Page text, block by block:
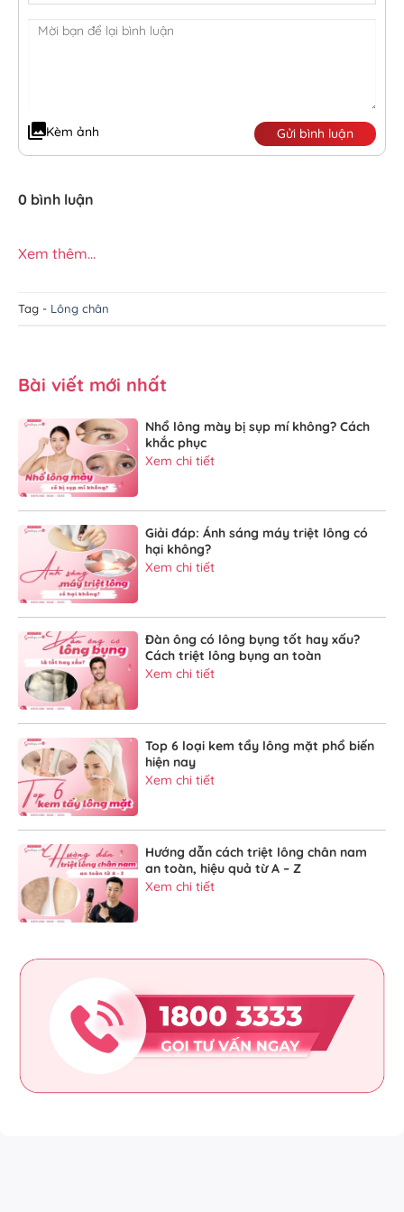
Kèm ảnh Gửi bình luận
0 bình luận
Xem thêm...
Tag - Lông chân
Bài viết mới nhất
Nhổ lông mày bị sụp mí không? Cách
khắc phục
Xem chi tiết
Giải đáp: Ánh sáng máy triệt lông có
hại không?
Xem chi tiết
Đàn ông có lông bụng tốt hay xấu?
Cách triệt lông bụng an toàn
Xem chi tiết
Top 6 loại kem tẩy lông mặt phổ biến
hiện nay
Xem chi tiết
Hướng dẫn cách triệt lông chân nam
an toàn, hiệu quả từ A – Z
Xem chi tiết